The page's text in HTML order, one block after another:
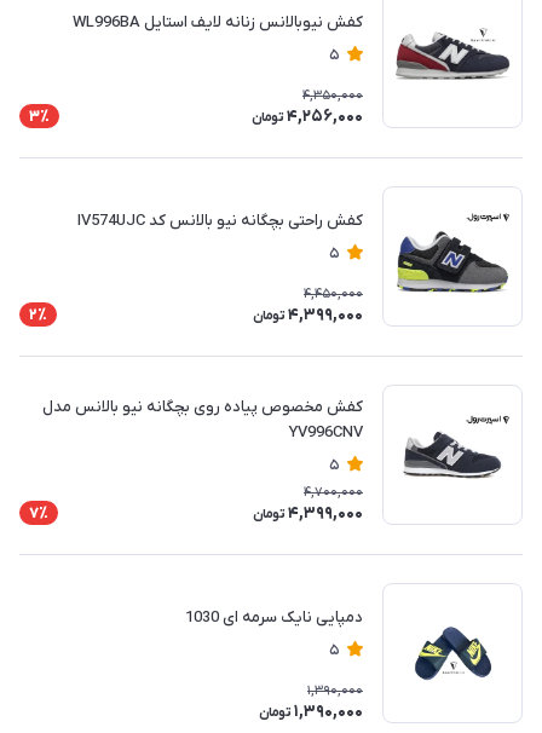
کفش نیوبالانس زنانه لایف استایل WL996BA
5
4,350,000
4,256,000 تومان 3٪
کفش راحتی بچگانه نیو بالانس کد IV574UJC
5
4,450,000
4,399,000 تومان 2٪
کفش مخصوص پیاده روی بچگانه نیو بالانس مدل
YV996CNV
5
4,700,000
4,399,000 تومان 7٪
دمپایی نایک سرمه ای 1030
5
1,390,000
1,390,000 تومان